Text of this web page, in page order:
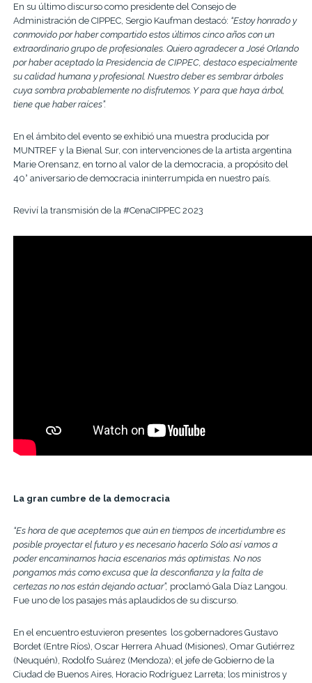
En su último discurso como presidente del Consejo de
Administración de CIPPEC, Sergio Kaufman destacó: “Estoy honrado y
conmovido por haber compartido estos últimos cinco años con un
extraordinario grupo de profesionales. Quiero agradecer a José Orlando
por haber aceptado la Presidencia de CIPPEC, destaco especialmente
su calidad humana y profesional. Nuestro deber es sembrar árboles
cuya sombra probablemente no disfrutemos. Y para que haya árbol,
tiene que haber raíces”.
En el ámbito del evento se exhibió una muestra producida por
MUNTREF y la Bienal Sur, con intervenciones de la artista argentina
Marie Orensanz, en torno al valor de la democracia, a propósito del
40° aniversario de democracia ininterrumpida en nuestro país.
Reviví la transmisión de la #CenaCIPPEC 2023
La gran cumbre de la democracia
“Es hora de que aceptemos que aún en tiempos de incertidumbre es
posible proyectar el futuro y es necesario hacerlo. Sólo así vamos a
poder encaminarnos hacia escenarios más optimistas. No nos
pongamos más como excusa que la desconfianza y la falta de
certezas no nos están dejando actuar”, proclamó Gala Díaz Langou.
Fue uno de los pasajes más aplaudidos de su discurso.
En el encuentro estuvieron presentes los gobernadores Gustavo
Bordet (Entre Ríos), Oscar Herrera Ahuad (Misiones), Omar Gutiérrez
(Neuquén), Rodolfo Suárez (Mendoza); el jefe de Gobierno de la
Ciudad de Buenos Aires, Horacio Rodríguez Larreta; los ministros y